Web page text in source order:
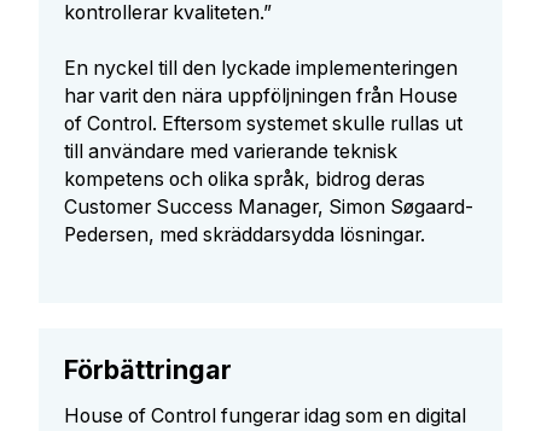
kontrollerar kvaliteten.”
En nyckel till den lyckade implementeringen
har varit den nära uppföljningen från House
of Control. Eftersom systemet skulle rullas ut
till användare med varierande teknisk
kompetens och olika språk, bidrog deras
Customer Success Manager, Simon Søgaard-
Pedersen, med skräddarsydda lösningar.
Förbättringar
House of Control fungerar idag som en digital